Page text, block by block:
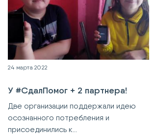
24 марта 2022
У #СдалПомог + 2 партнера!
Две организации поддержали идею
осознанного потребления и
присоединились к...